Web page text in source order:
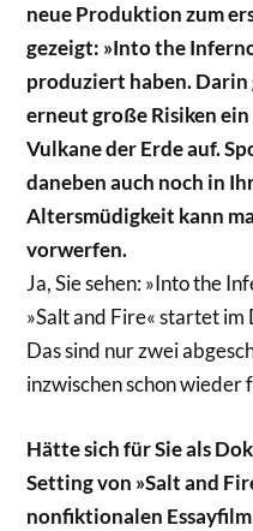
neue Produktion zum
gezeigt: »Into the
produziert haben. Darin
erneut große Risiken
Vulkane der Erde auf.
daneben auch noch in
Altersmüdigkeit kann
vorwerfen.
Ja, Sie sehen: »Into the
»Salt and Fire« startet
Das sind nur zwei
inzwischen schon wieder
Hätte sich für Sie als
Setting von »Salt and
nonfiktionalen